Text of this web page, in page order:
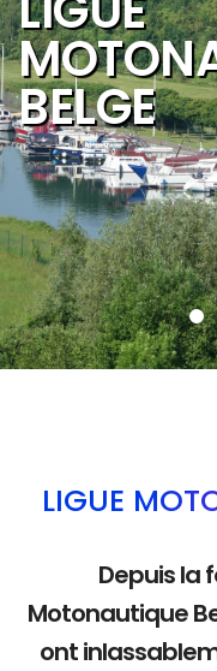
Les
sports
Le
qualité
La
LIGUE
Depuis la
Motonautique
ont